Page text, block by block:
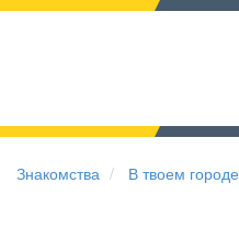
Знакомства В твоем городе